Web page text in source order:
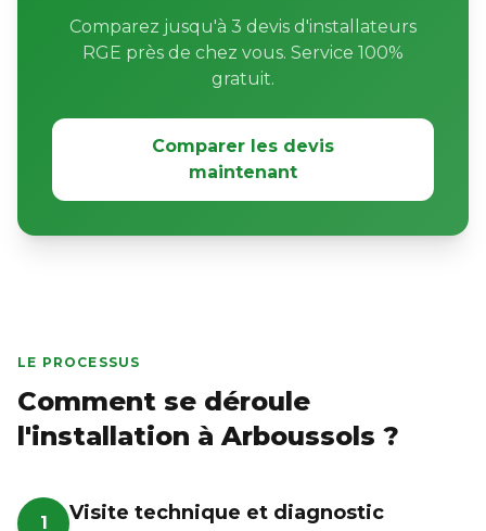
Comparez jusqu'à 3 devis d'installateurs
RGE près de chez vous. Service 100%
gratuit.
Comparer les devis
maintenant
LE PROCESSUS
Comment se déroule
l'installation à Arboussols ?
1 Visite technique et diagnostic